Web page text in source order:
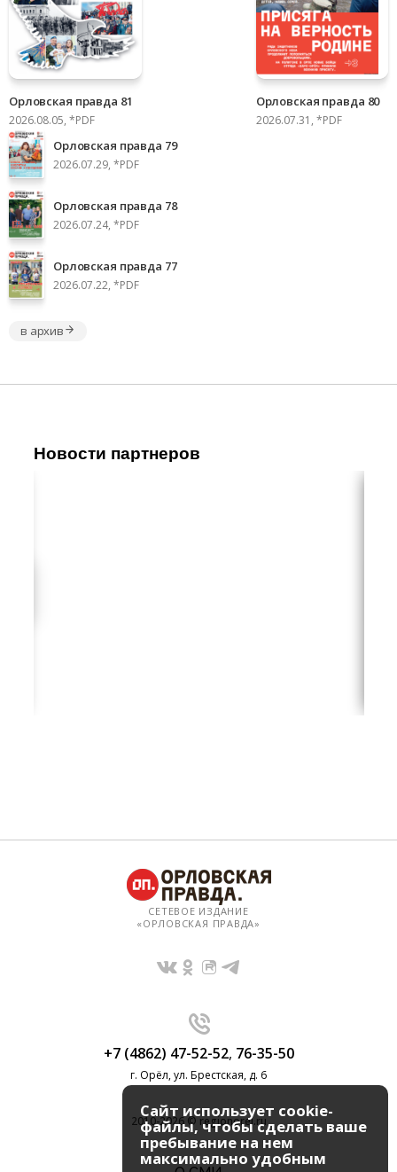
Орловская правда 81
2026.08.05, *PDF
Орловская правда 80
2026.07.31, *PDF
Орловская правда 79
2026.07.29, *PDF
Орловская правда 78
2026.07.24, *PDF
Орловская правда 77
2026.07.22, *PDF
в архив
Новости партнеров
СЕТЕВОЕ ИЗДАНИЕ
«ОРЛОВСКАЯ ПРАВДА»
+7 (4862) 47-52-52, 76-35-50
г. Орёл, ул. Брестская, д. 6
2010-2026 © regionorel.ru
Сайт использует cookie-
файлы, чтобы сделать ваше
пребывание на нем
максимально удобным